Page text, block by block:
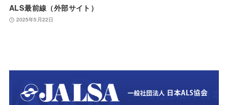
ALS最前線（外部サイト）
2025年5月22日